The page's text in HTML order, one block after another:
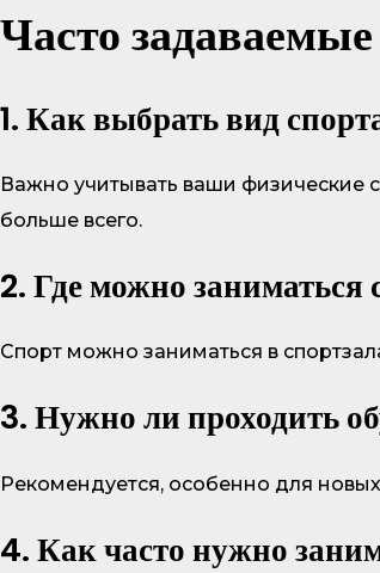
Часто
1. Как выбрать вид
Важно учитывать ваши физические
больше всего.
2. Где можно заниматься
Спорт можно заниматься в
3. Нужно ли проходить
Рекомендуется, особенно для
4. Как часто нужно